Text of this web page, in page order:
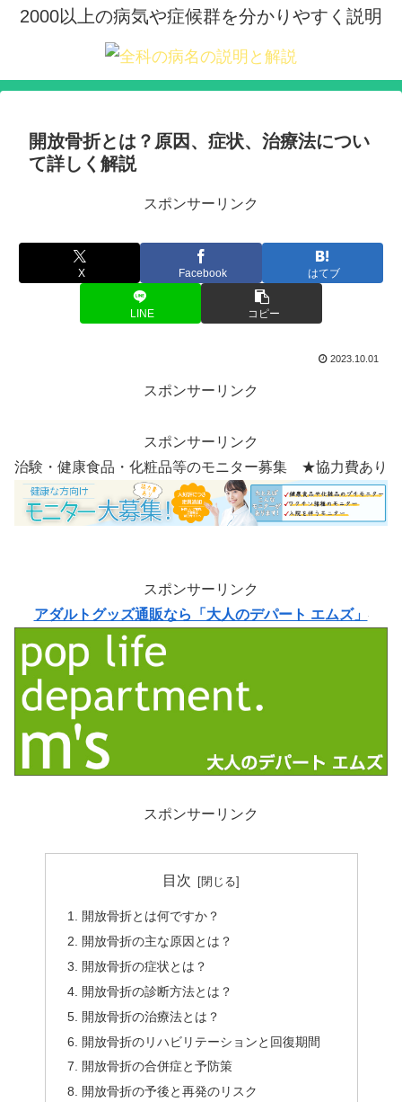
2000以上の病気や症候群を分かりやすく説明
開放骨折とは？原因、症状、治療法につい
て詳しく解説
スポンサーリンク
X Facebook はてブ
LINE コピー
2023.10.01
スポンサーリンク
スポンサーリンク
治験・健康食品・化粧品等のモニター募集 ★協力費あり
スポンサーリンク
アダルトグッズ通販なら「大人のデパート エムズ」
スポンサーリンク
目次
開放骨折とは何ですか？
開放骨折の主な原因とは？
開放骨折の症状とは？
開放骨折の診断方法とは？
開放骨折の治療法とは？
開放骨折のリハビリテーションと回復期間
開放骨折の合併症と予防策
開放骨折の予後と再発のリスク